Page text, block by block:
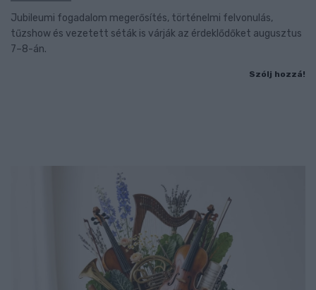
Jubileumi fogadalom megerősítés, történelmi felvonulás,
tűzshow és vezetett séták is várják az érdeklődőket augusztus
7–8-án.
Szólj hozzá!